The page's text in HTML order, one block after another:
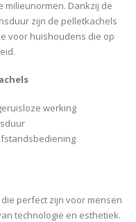
milieunormen. Dankzij de
zijn de pelletkachels
voor huishoudens die op
werking
perfect zijn voor mensen
technologie en esthetiek.